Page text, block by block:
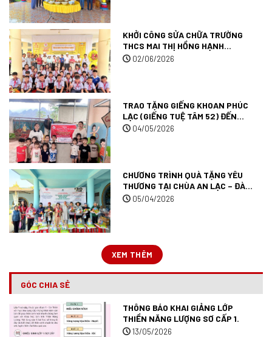
KHỞI CÔNG SỬA CHỮA TRƯỜNG
THCS MAI THỊ HỒNG HẠNH
(TRƯỜNG TUỆ TÂM 007) TẠI TỈNH
02/06/2026
TRAO TẶNG GIẾNG KHOAN PHÚC
LẠC (GIẾNG TUỆ TÂM 52) ĐẾN
TRƯỜNG MẦM NON MƯỜNG ANH
04/05/2026
CHƯƠNG TRÌNH QUÀ TẶNG YÊU
THƯƠNG TẠI CHÙA AN LẠC – ĐÀ
LẠT.05/04/2026
XEM THÊM
GÓC CHIA SẺ
THÔNG BÁO KHAI GIẢNG LỚP
THIỀN NĂNG LƯỢNG SƠ CẤP 1.
13/05/2026